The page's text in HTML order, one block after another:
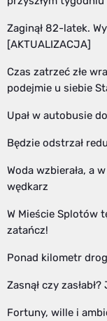
Zaginął 82-latek.
[AKTUALIZACJA]
Czas zatrzeć złe
podejmie u siebie
Upał w autobusie
Będzie odstrzał
Woda wzbierała, a
wędkarz
W Mieście Splotów
zatańcz!
Ponad kilometr
Zasnął czy
Fortuny, wille i